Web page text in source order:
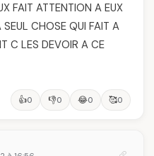
FAIT ATTENTION A EUX
CHOSE QUI FAIT A
C LES DEVOIR A CE
👍0 👎0 😂0 🥰0